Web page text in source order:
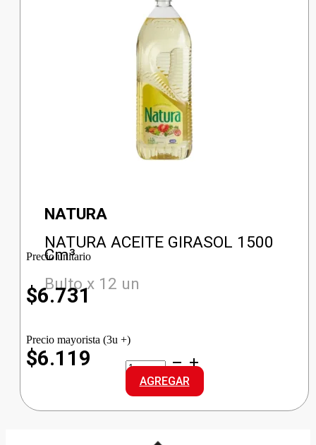
NATURA
NATURA ACEITE GIRASOL 1500
Cm³
Bulto x 12 un
Precio unitario
$6.731
Precio mayorista (3u +)
$6.119
NATURA
ACEITE
GIRASOL
cantidad
AGREGAR